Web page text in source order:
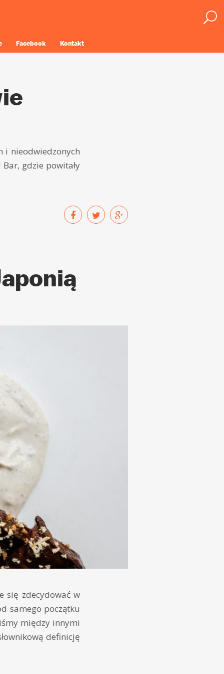
Facebook Kontakt
i nieodwiedzonych
gdzie powitały
się zdecydować w
samego początku
między innymi
definicję